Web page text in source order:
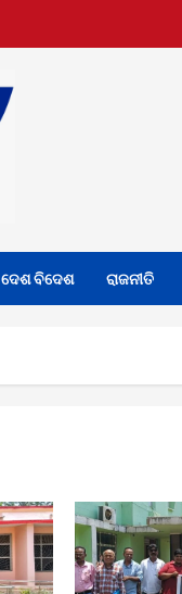
ଦେଶ ବିଦେଶ ରାଜନୀତି